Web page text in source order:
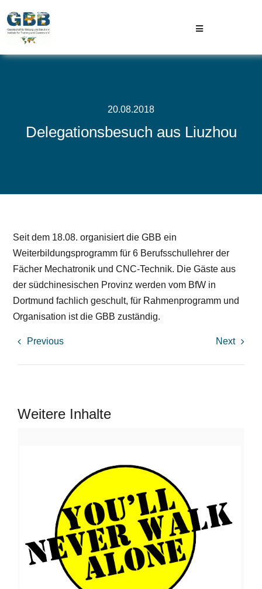
content
Toggle
GBB
Aktuelles
20.08.2018
Delegationsbesuch aus Liuzhou
Seit dem 18.08. organisiert die GBB ein
Weiterbildungsprogramm für 6 Berufsschullehrer der
Fächer Mechatronik und CNC-Technik. Die Gäste aus
der südchinesischen Provinz werden vom BfW in
Dortmund fachlich geschult, für Rahmenprogramm und
Organisation ist die GBB zuständig.
Previous Next
Weitere Inhalte